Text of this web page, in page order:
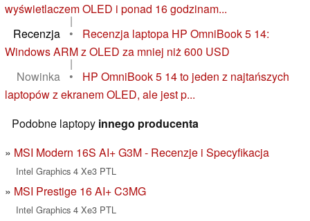
wyświetlaczem OLED i ponad 16 godzinam...
|
Recenzja
•
Recenzja laptopa HP OmniBook 5 14:
Windows ARM z OLED za mniej niż 600 USD
|
Nowinka
•
HP OmniBook 5 14 to jeden z najtańszych
laptopów z ekranem OLED, ale jest p...
Podobne laptopy innego producenta
MSI Modern 16S AI+ G3M - Recenzje i Specyfikacja
Intel Graphics 4 Xe3 PTL
MSI Prestige 16 AI+ C3MG
Intel Graphics 4 Xe3 PTL